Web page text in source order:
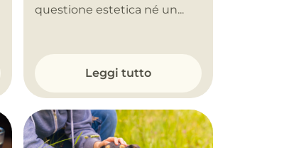
questione estetica né un...
Leggi tutto